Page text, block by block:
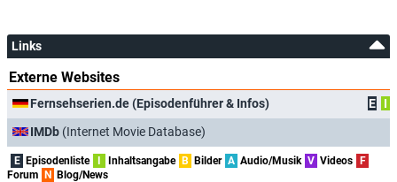
Links
Externe Websites
Fernsehserien.de (Episodenführer & Infos) E
I
IMDb (Internet Movie Database)
E Episodenliste I Inhaltsangabe B Bilder A Audio/Musik V Videos F
Forum N Blog/News